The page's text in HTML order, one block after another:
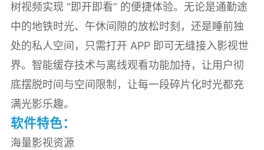
树视频实现 “即开即看” 的便捷体验。无论是通勤途
中的地铁时光、午休间隙的放松时刻，还是睡前独
处的私人空间，只需打开 APP 即可无缝接入影视世
界。智能缓存技术与离线观看功能加持，让用户彻
底摆脱时间与空间限制，让每一段碎片化时光都充
满光影乐趣。
软件特色：
海量影视资源